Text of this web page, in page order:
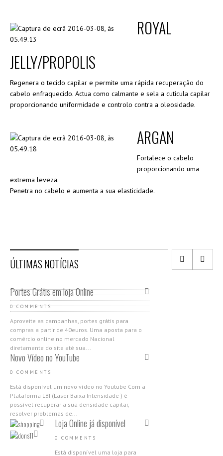
ROYAL
JELLY/PROPOLIS
Regenera o tecido capilar e permite uma rápida recuperação do
cabelo enfraquecido. Actua como calmante e sela a cutícula capilar
proporcionando uniformidade e controlo contra a oleosidade.
ARGAN
Fortalece o cabelo
proporcionando uma
extrema leveza.
Penetra no cabelo e aumenta a sua elasticidade.
ÚLTIMAS NOTÍCIAS
Portes Grátis em loja Online
0 COMMENTS
Aproveite as campanhas, portes grátis para
compras a partir de 40euros. Uma aposta para o
comércio online no mercado Nacional
diretamente do site até sua...
Novo Vídeo no YouTube
0 COMMENTS
Está disponível um novo vídeo no Youtube Com a
Plataforma LBI (Laser Baixa Intensidade ) é
possível recuperar a sua densidade capilar,
resolver problemas de...
Loja Online já disponível
0 COMMENTS
Está disponível uma loja para